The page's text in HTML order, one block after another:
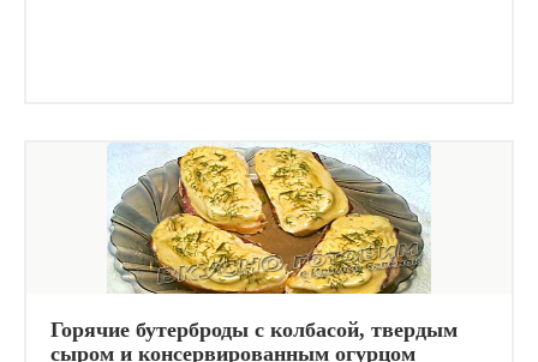
Горячие бутерброды с колбасой, твердым
сыром и консервированным огурцом